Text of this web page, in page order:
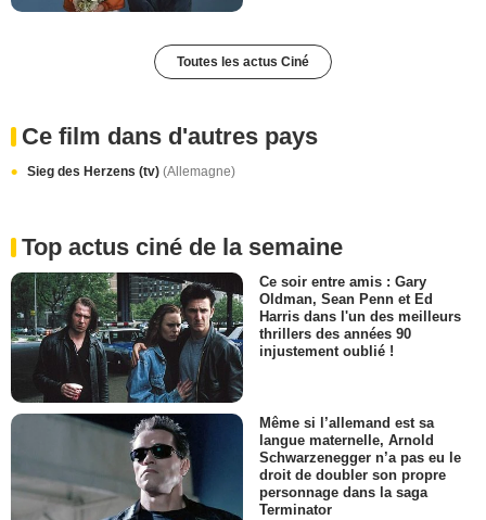
Toutes les actus Ciné
Ce film dans d'autres pays
Sieg des Herzens (tv) (Allemagne)
Top actus ciné de la semaine
Ce soir entre amis : Gary
Oldman, Sean Penn et Ed
Harris dans l'un des meilleurs
thrillers des années 90
injustement oublié !
Même si l’allemand est sa
langue maternelle, Arnold
Schwarzenegger n’a pas eu le
droit de doubler son propre
personnage dans la saga
Terminator